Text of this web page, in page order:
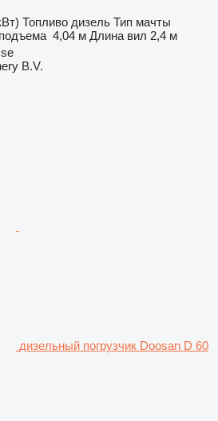
Топливо дизель Тип мачты
4,04 м Длина вил 2,4 м
B.V.
дизельный погрузчик Doosan D 60